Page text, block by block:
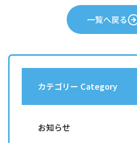
一覧へ戻る
カテゴリー Category
お知らせ